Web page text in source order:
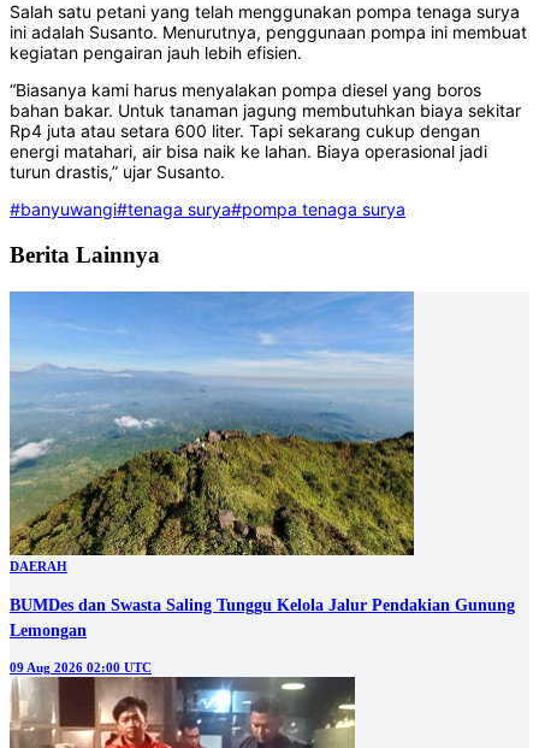
Salah satu petani yang telah menggunakan pompa tenaga surya
ini adalah Susanto. Menurutnya, penggunaan pompa ini membuat
kegiatan pengairan jauh lebih efisien.
“Biasanya kami harus menyalakan pompa diesel yang boros
bahan bakar. Untuk tanaman jagung membutuhkan biaya sekitar
Rp4 juta atau setara 600 liter. Tapi sekarang cukup dengan
energi matahari, air bisa naik ke lahan. Biaya operasional jadi
turun drastis,” ujar Susanto.
#banyuwangi#tenaga surya#pompa tenaga surya
Berita Lainnya
DAERAH
BUMDes dan Swasta Saling Tunggu Kelola Jalur Pendakian Gunung
Lemongan
09 Aug 2026 02:00 UTC